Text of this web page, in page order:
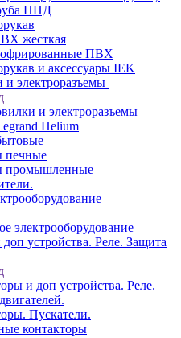
ПНД
жесткая
ПВХ
и аксессуары IEK
и электроразъемы
и электроразъемы
Helium
печные
промышленные
электрооборудование
устройства. Реле. Защита
и доп устройства. Реле.
Пускатели.
контакторы